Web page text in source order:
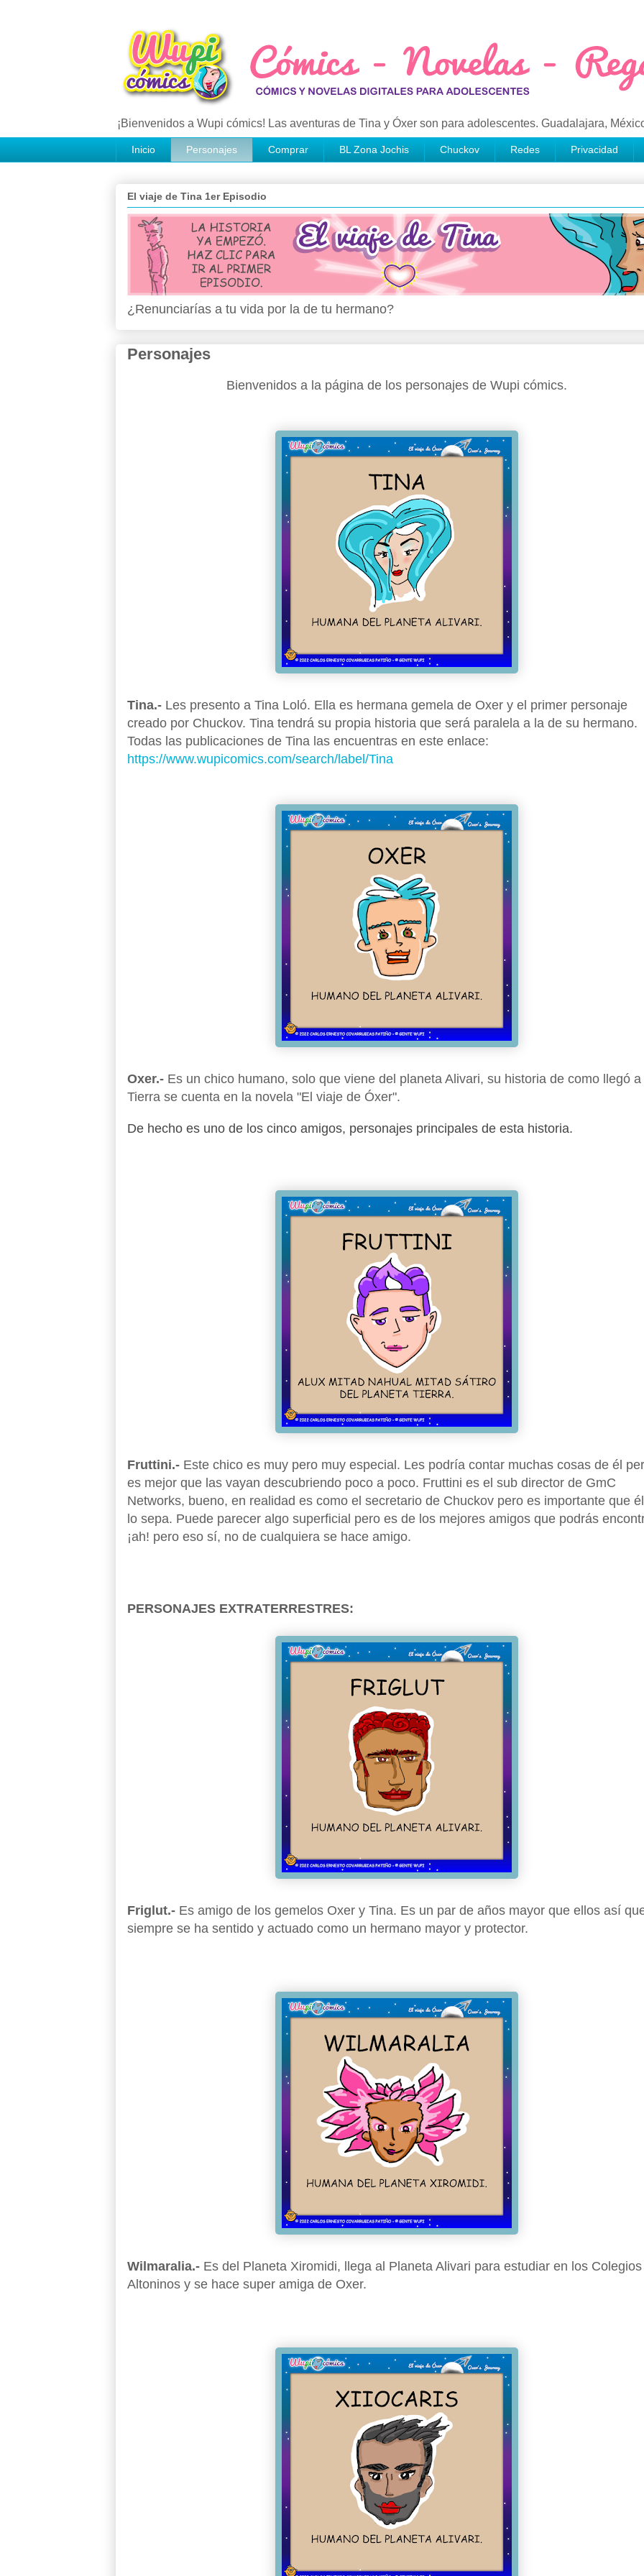
¡Bienvenidos a Wupi cómics! Las aventuras de Tina y Óxer son para adolescentes. Guadalajara,
Inicio Personajes Comprar BL Zona Jochis Chuckov Redes Privacidad
El viaje de Tina 1er Episodio
¿Renunciarías a tu vida por la de tu hermano?
Personajes
Bienvenidos a la página de los personajes de Wupi cómics.
Tina.- Les presento a Tina Loló. Ella es hermana gemela de Oxer y el primer personaje
creado por Chuckov. Tina tendrá su propia historia que será paralela a la de su hermano.
Todas las publicaciones de Tina las encuentras en este enlace:
https://www.wupicomics.com/search/label/Tina
Oxer.- Es un chico humano, solo que viene del planeta Alivari, su historia de como llegó a
Tierra se cuenta en la novela "El viaje de Óxer".
De hecho es uno de los cinco amigos, personajes principales de esta historia.
Fruttini.- Este chico es muy pero muy especial. Les podría contar muchas cosas de él
es mejor que las vayan descubriendo poco a poco. Fruttini es el sub director de GmC
Networks, bueno, en realidad es como el secretario de Chuckov pero es importante que
lo sepa. Puede parecer algo superficial pero es de los mejores amigos que podrás
¡ah! pero eso sí, no de cualquiera se hace amigo.
PERSONAJES EXTRATERRESTRES:
Friglut.- Es amigo de los gemelos Oxer y Tina. Es un par de años mayor que ellos así
siempre se ha sentido y actuado como un hermano mayor y protector.
Wilmaralia.- Es del Planeta Xiromidi, llega al Planeta Alivari para estudiar en los Colegios
Altoninos y se hace super amiga de Oxer.